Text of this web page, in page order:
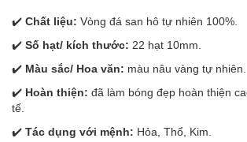
✔️ Chất liệu: Vòng đá san hô tự nhiên 100%.
✔️ Số hạt/ kích thước: 22 hạt 10mm.
✔️ Màu sắc/ Hoa văn: màu nâu vàng tự nhiên.
✔️ Hoàn thiện: đã làm bóng đẹp hoàn thiện
tế.
✔️ Tác dụng với mệnh: Hỏa, Thổ, Kim.